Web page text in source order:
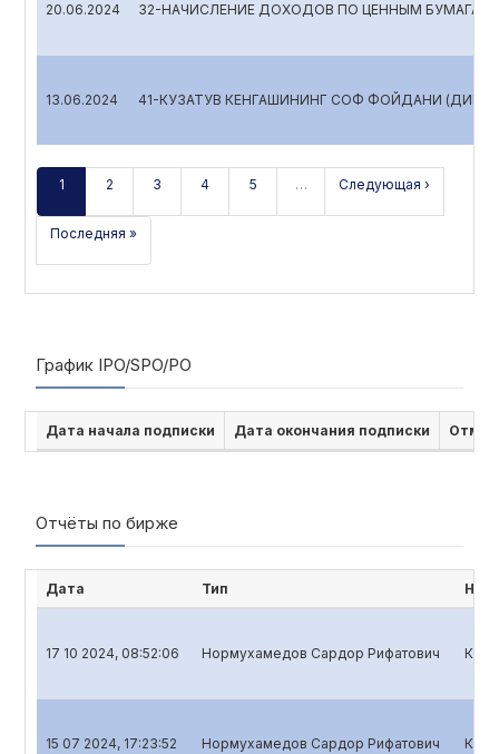
20.06.2024 32-НАЧИСЛЕНИЕ ДОХОДОВ ПО ЦЕННЫМ БУМАГАМ
13.06.2024 41-КУЗАТУВ КЕНГАШИНИНГ СОФ ФОЙДАНИ
1 2 3 4 5 … Следующая ›
Последняя »
График IPO/SPO/PO
Дата начала подписки Дата окончания подписки
Отчёты по бирже
Дата Тип
17 10 2024, 08:52:06 Нормухамедов Сардор Рифатович
15 07 2024, 17:23:52 Нормухамедов Сардор Рифатович